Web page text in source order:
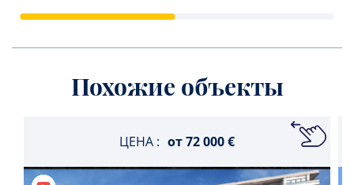
Похожие объекты
ЦЕНА : от72 000 €